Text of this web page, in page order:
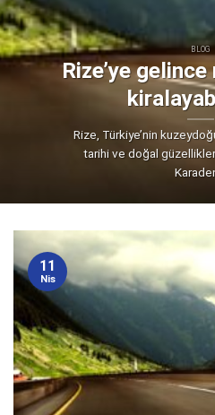
BLOG
Rize’ye
Rize, Türkiye’nin
tarihi ve doğal
11
Nis